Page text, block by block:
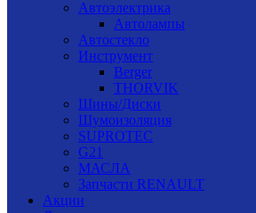
Автоэлектрика
Автолампы
Автостекло
Инструмент
Berger
THORVIK
Шины/Диски
Шумоизоляция
SUPROTEC
G21
МАСЛА
Запчасти RENAULT
Акции